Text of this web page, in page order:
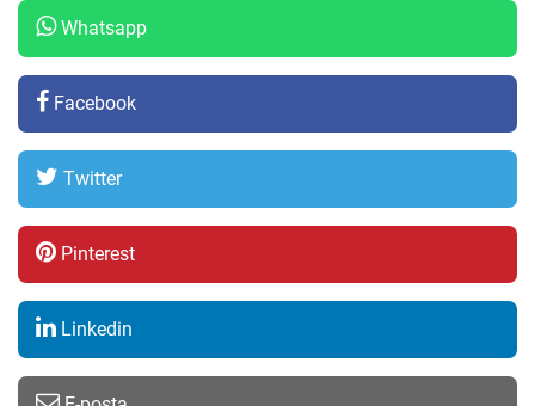
Whatsapp
Facebook
Twitter
Pinterest
Linkedin